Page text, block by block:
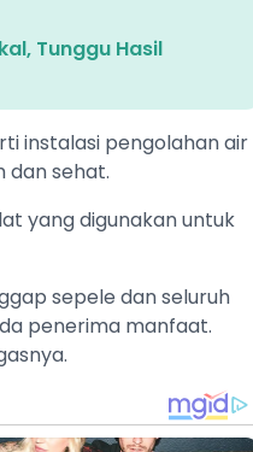
Tunggu Hasil
instalasi pengolahan air
dan sehat.
yang digunakan untuk
sepele dan seluruh
penerima manfaat.